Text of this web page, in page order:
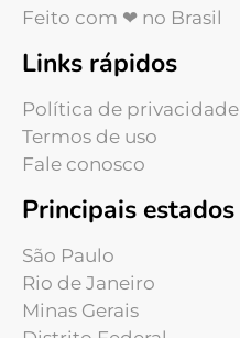
Feito com ❤ no Brasil
Links rápidos
Política de privacidade
Termos de uso
Fale conosco
Principais estados
São Paulo
Rio de Janeiro
Minas Gerais